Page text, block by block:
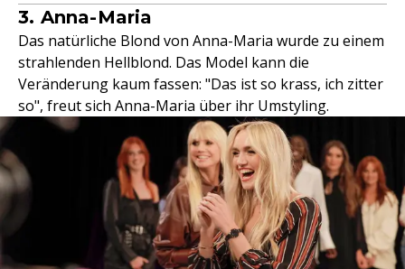
3. Anna-Maria
Das natürliche Blond von Anna-Maria wurde zu einem
strahlenden Hellblond. Das Model kann die
Veränderung kaum fassen: "Das ist so krass, ich zitter
so", freut sich Anna-Maria über ihr Umstyling.